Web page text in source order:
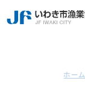
ホーム